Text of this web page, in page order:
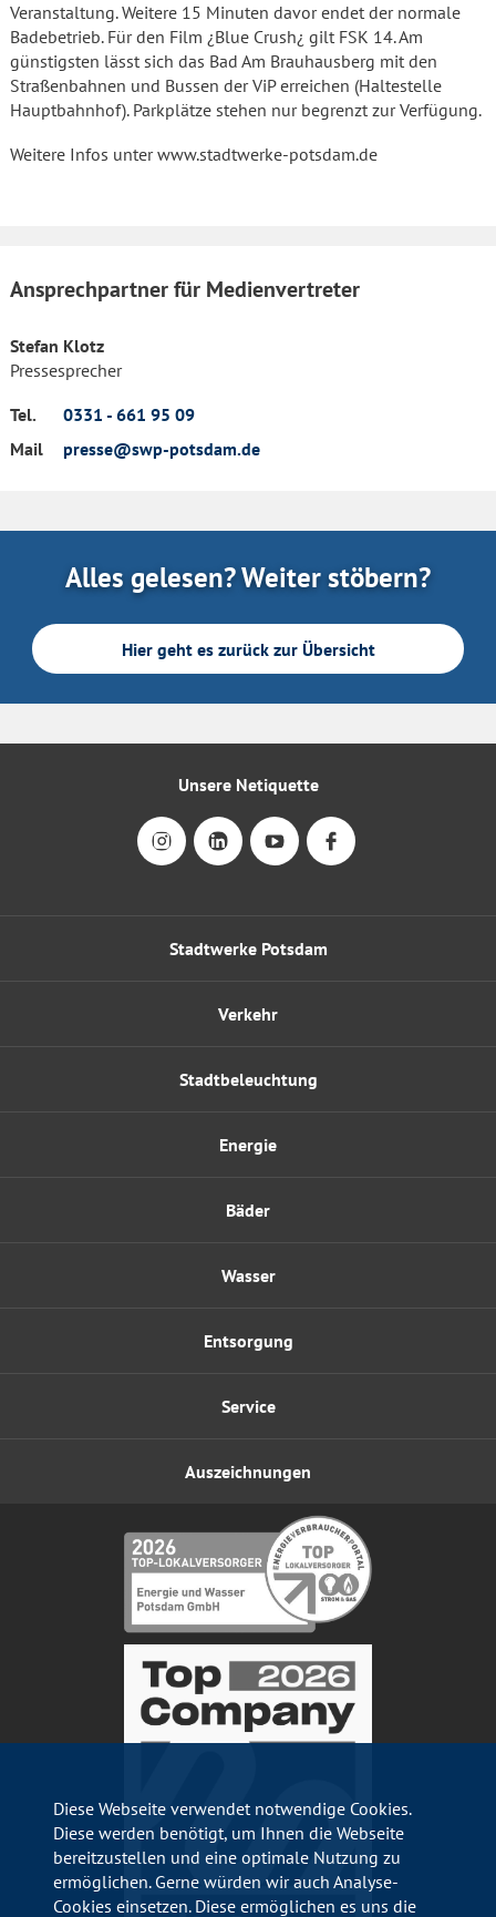
Veranstaltung. Weitere 15 Minuten davor endet der normale
Badebetrieb. Für den Film ¿Blue Crush¿ gilt FSK 14. Am
günstigsten lässt sich das Bad Am Brauhausberg mit den
Straßenbahnen und Bussen der ViP erreichen (Haltestelle
Hauptbahnhof). Parkplätze stehen nur begrenzt zur Verfügung.
Weitere Infos unter www.stadtwerke-potsdam.de
Ansprechpartner für Medienvertreter
Stefan Klotz
Pressesprecher
Tel.
0331 - 661 95 09
Mail
presse@swp-potsdam.de
Alles gelesen? Weiter stöbern?
Hier geht es zurück zur Übersicht
Stadtwerke Potsdam
Energie
Wasser
Verkehr
Bäder
Entsorgung
Stadtbeleuchtung
Service
Auszeichnungen
Unsere Netiquette
Diese Webseite verwendet notwendige Cookies.
Diese werden benötigt, um Ihnen die Webseite
bereitzustellen und eine optimale Nutzung zu
ermöglichen. Gerne würden wir auch Analyse-
Cookies einsetzen. Diese ermöglichen es uns die